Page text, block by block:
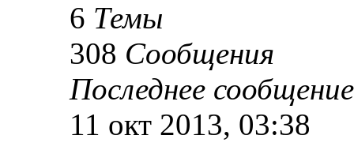
6 Темы
308 Сообщения
Последнее сообщение
11 окт 2013, 03:38